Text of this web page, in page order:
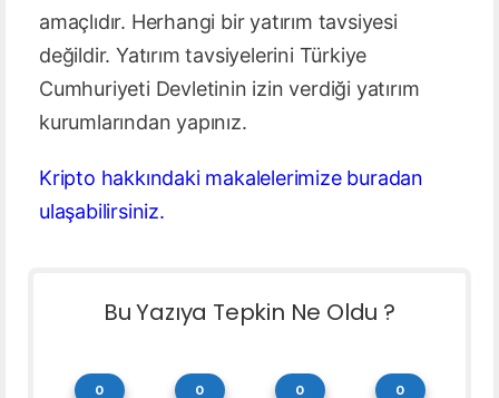
amaçlıdır. Herhangi bir yatırım tavsiyesi
değildir. Yatırım tavsiyelerini Türkiye
Cumhuriyeti Devletinin izin verdiği yatırım
kurumlarından yapınız.
Kripto hakkındaki makalelerimize buradan
ulaşabilirsiniz.
Bu Yazıya Tepkin Ne Oldu ?
0 0 0 0